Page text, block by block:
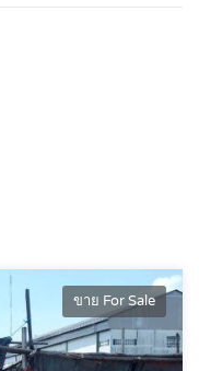
ขาย For Sale